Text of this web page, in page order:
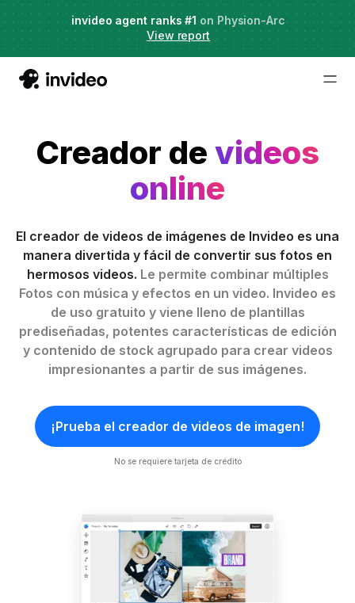
Just launched·
Agent Two, frontier creative intelligence
invideo agent ranks #1 on Physion-Arc
View report
Creador de videos
online
El creador de videos de imágenes de Invideo es una
manera divertida y fácil de convertir sus fotos en
hermosos videos. Le permite combinar múltiples
Fotos con música y efectos en un video. Invideo es
de uso gratuito y viene lleno de plantillas
prediseñadas, potentes características de edición
y contenido de stock agrupado para crear videos
impresionantes a partir de sus imágenes.
¡Prueba el creador de videos de imagen!
No se requiere tarjeta de crédito